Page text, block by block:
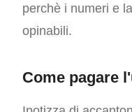
perchè i numeri e
opinabili.
Come pagare